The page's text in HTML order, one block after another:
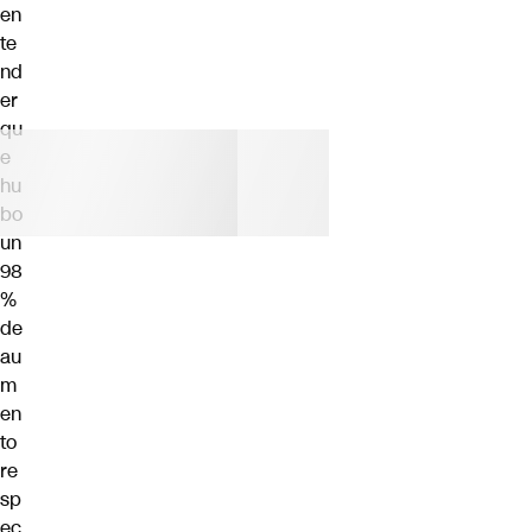
en
te
nd
er
qu
e
hu
bo
un
98
%
de
au
m
en
to
re
sp